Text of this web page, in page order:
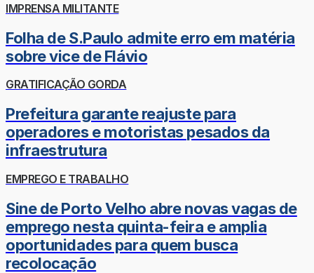
IMPRENSA MILITANTE
Folha de S.Paulo admite erro em matéria
sobre vice de Flávio
GRATIFICAÇÃO GORDA
Prefeitura garante reajuste para
operadores e motoristas pesados da
infraestrutura
EMPREGO E TRABALHO
Sine de Porto Velho abre novas vagas de
emprego nesta quinta-feira e amplia
oportunidades para quem busca
recolocação